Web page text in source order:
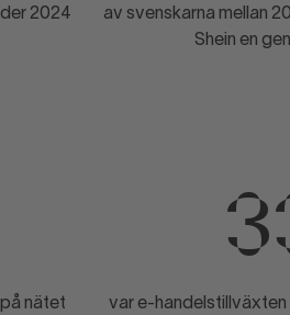
2024
av svenskarna mellan
Shein en
nätet
var e-handelstillväxten